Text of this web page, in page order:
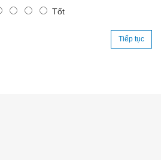
Tốt
Tiếp tục